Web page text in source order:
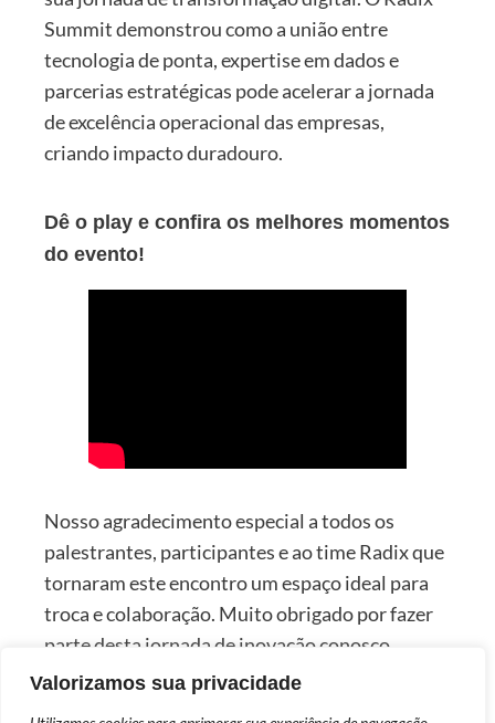
Valorizamos sua privacidade
Summit demonstrou como a união entre
tecnologia de ponta, expertise em dados e
parcerias estratégicas pode acelerar a jornada
de excelência operacional das empresas,
criando impacto duradouro.
Dê o play e confira os melhores momentos
do evento!
Nosso agradecimento especial a todos os
palestrantes, participantes e ao time Radix que
tornaram este encontro um espaço ideal para
troca e colaboração. Muito obrigado por fazer
parte desta jornada de inovação conosco.
Até a próxima edição do Radix Summit!